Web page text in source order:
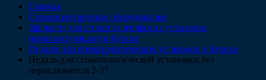
Главная
Стоматологическое оборудование
Запчасти для стоматологических установок
(комплектующие) в Курске
Педали для стоматологических установок в Курске
Педаль для стоматологической установки без
переключателя 2-37